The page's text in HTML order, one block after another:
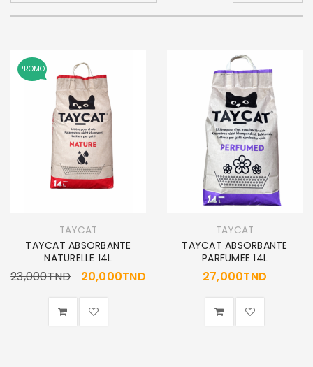
PROMO
TAYCAT
TAYCAT ABSORBANTE
NATURELLE 14L
23,000TND 20,000TND
TAYCAT
TAYCAT ABSORBANTE
PARFUMEE 14L
27,000TND